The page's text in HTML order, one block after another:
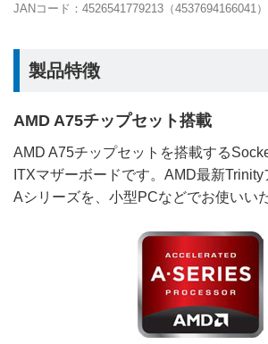
JANコード：4526541779213（4537694166041）
製品特徴
AMD A75チップセット搭載
AMD A75チップセットを搭載する
ITXマザーボードです。AMD最新
Aシリーズを、小型PCなどでお使いい